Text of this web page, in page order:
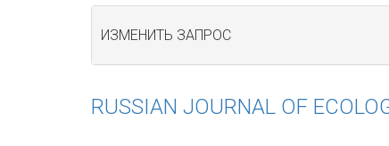
ИЗМЕНИТЬ ЗАПРОС
RUSSIAN JOURNAL OF